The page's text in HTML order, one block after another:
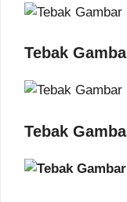
Tebak
Tebak